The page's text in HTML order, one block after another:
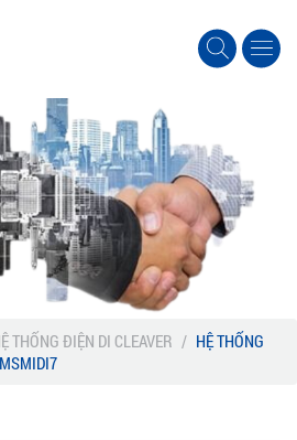
THỐNG ĐIỆN DI CLEAVER / HỆ THỐNG